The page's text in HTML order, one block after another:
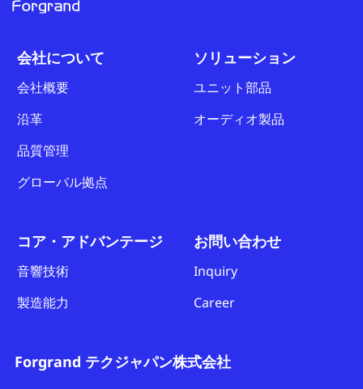
会社について
会社概要
沿革
品質管理
グローバル拠点
ソリューション
ユニット部品
オーディオ製品
コア・アドバンテージ
音響技術
製造能力
お問い合わせ
Inquiry
Career
Forgrand テクジャパン株式会社